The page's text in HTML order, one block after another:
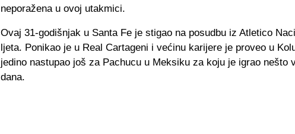
neporažena u ovoj utakmici.
Ovaj 31-godišnjak u Santa Fe je stigao na posudbu iz Atletico
ljeta. Ponikao je u Real Cartageni i većinu karijere je proveo u
jedino nastupao još za Pachucu u Meksiku za koju je igrao nešto
dana.